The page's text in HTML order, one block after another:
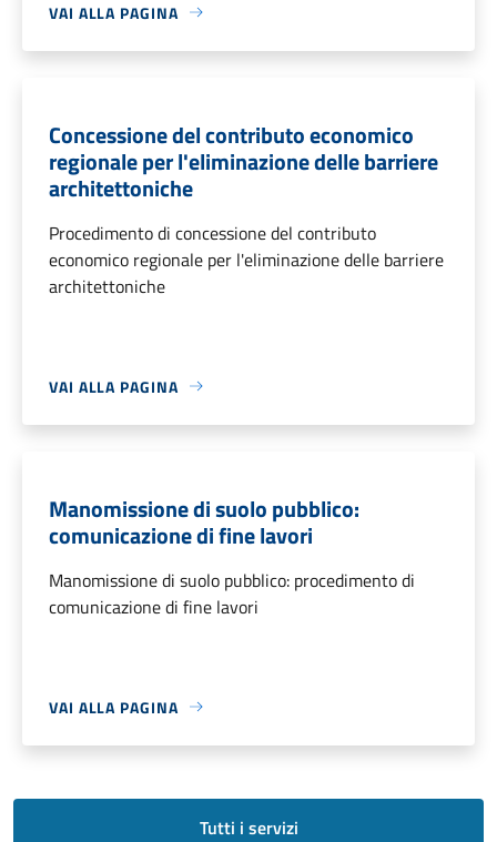
VAI ALLA PAGINA
Concessione del contributo economico
regionale per l'eliminazione delle barriere
architettoniche
Procedimento di concessione del contributo
economico regionale per l'eliminazione delle barriere
architettoniche
VAI ALLA PAGINA
Manomissione di suolo pubblico:
comunicazione di fine lavori
Manomissione di suolo pubblico: procedimento di
comunicazione di fine lavori
VAI ALLA PAGINA
Tutti i servizi